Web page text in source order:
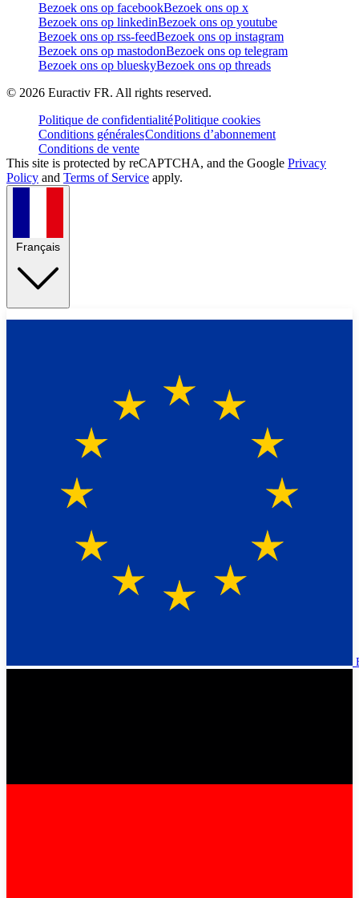
Bezoek ons op facebookBezoek ons op x
Bezoek ons op linkedinBezoek ons op youtube
Bezoek ons op rss-feedBezoek ons op instagram
Bezoek ons op mastodonBezoek ons op telegram
Bezoek ons op blueskyBezoek ons op threads
© 2026 Euractiv FR. All rights reserved.
Politique de confidentialitéPolitique cookies
Conditions généralesConditions d’abonnement
Conditions de vente
This site is protected by reCAPTCHA, and the Google Privacy
Policy and Terms of Service apply.
Français